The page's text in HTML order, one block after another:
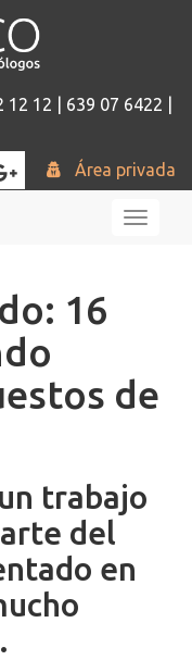
12 | 639 07 6422 |
Área privada
16
de
trabajo
del
en